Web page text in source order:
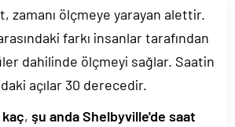
zamanı ölçmeye yarayan alettir.
farkı insanlar tarafından
dahilinde ölçmeyi sağlar. Saatin
açılar 30 derecedir.
, şu anda Shelbyville'de saat